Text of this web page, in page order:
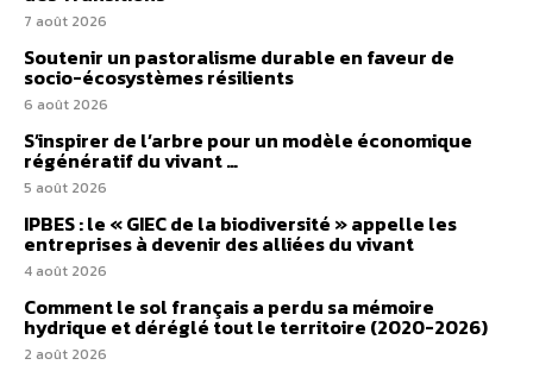
7 août 2026
Soutenir un pastoralisme durable en faveur de
socio-écosystèmes résilients
6 août 2026
S’inspirer de l’arbre pour un modèle économique
régénératif du vivant …
5 août 2026
IPBES : le « GIEC de la biodiversité » appelle les
entreprises à devenir des alliées du vivant
4 août 2026
Comment le sol français a perdu sa mémoire
hydrique et déréglé tout le territoire (2020-2026)
2 août 2026